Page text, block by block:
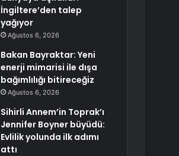
İngiltere’den talep
yağıyor
Ağustos 6, 2026
Bakan Bayraktar: Yeni
enerji mimarisi ile dışa
bağımlılığı bitireceğiz
Ağustos 6, 2026
Sihirli Annem’in Toprak’ı
Jennifer Boyner büyüdü:
Evlilik yolunda ilk adımı
attı